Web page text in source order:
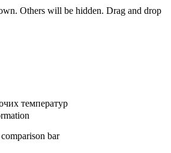
Others will be hidden. Drag and drop
температур
bar